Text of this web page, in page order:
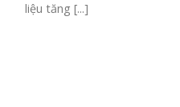
liệu tăng [...]